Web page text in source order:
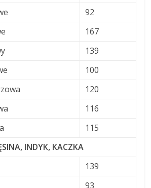
92
167
139
100
120
116
115
INDYK, KACZKA
139
93